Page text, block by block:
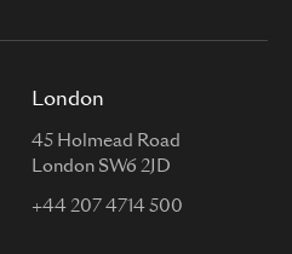
London
45 Holmead Road
London SW6 2JD
+44 207 4714 500